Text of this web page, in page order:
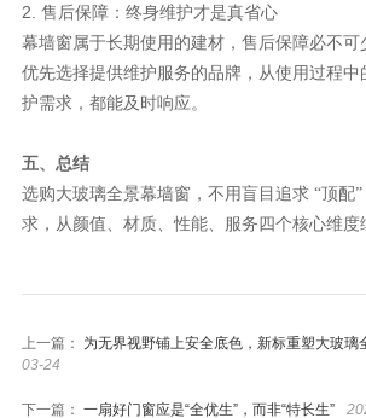
2. 售后保障：终身维护才是真省心
幕墙窗属于长期使用的建材，售后保障必不可
优先选择提供维护服务的品牌，从使用过程中
护需求，都能及时响应。
五、总结
选购大玻璃全景幕墙窗，不用盲目追求 “顶配
求，从颜值、材质、性能、服务四个核心维度
上一篇： 为无界视野铺上安全底色，新标重塑大玻璃
03-24
下一篇： 一扇好门窗应是“全优生”，而非“特长生”